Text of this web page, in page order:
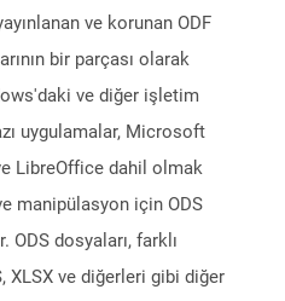
ve korunan ODF
bir parçası olarak
ve diğer işletim
uygulamalar, Microsoft
LibreOffice dahil olmak
manipülasyon için ODS
ODS dosyaları, farklı
XLSX ve diğerleri gibi diğer